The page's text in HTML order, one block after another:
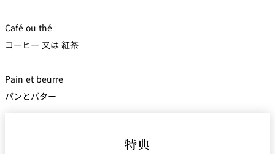
Café ou thé
コーヒー 又は 紅茶
Pain et beurre
パンとバター
特典